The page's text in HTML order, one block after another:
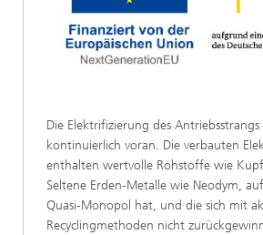
Die Elektrifizierung des
kontinuierlich voran. Die verbauten
enthalten wertvolle Rohstoffe wie
Seltene Erden-Metalle wie Neodym,
Quasi-Monopol hat, und die sich mit
Recyclingmethoden nicht